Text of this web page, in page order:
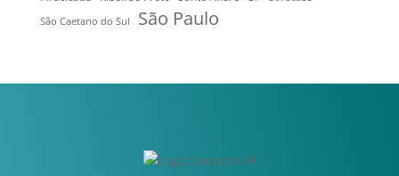
São Caetano do Sul
São Paulo